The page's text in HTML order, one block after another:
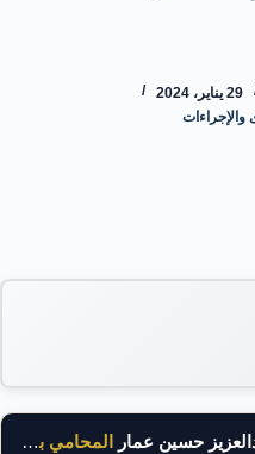
29 يناير، 2024
والإجراءات
حسين عمار المحامي بالنقض